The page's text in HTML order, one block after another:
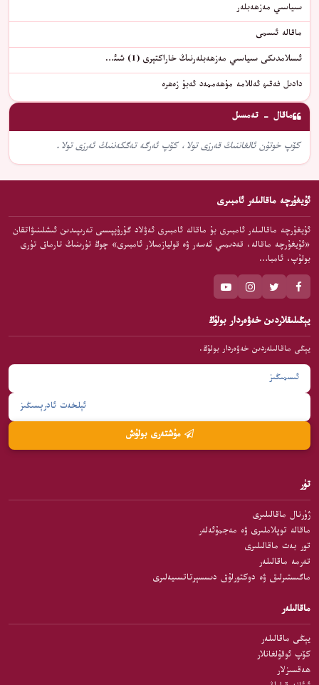
سىياسىي مەزھەبلەر
ماقالە ئىسمى
ئىسلامدىكى سىياسىي مەزھەبلەرنىڭ خاراكتېرى (1) شىئ…
دادىل فەقىھ ئەللامە مۇھەممەد ئەبۇ زەھرە
ماقال - تەمسىل
كۆپ خوتۇن ئالغاننىڭ قەرزى تولا، كۆپ ئەرگە تەگكەننىڭ ئەرزى تولا.
ئۇيغۇرچە ماقالىلەر ئامبىرى
ئۇيغۇرچە ماقالىلەر ئامبىرى بۇ ماقالە ئامبىرى ئەۋلاد گۇرۇپپىسى تەرىپىدىن ئىشلىنىۋاتقان
«ئۇيغۇرچە ماقالە، قەدىمىي ئەسەر ۋە قوليازمىلار ئامبىرى» چوڭ تۈرىنىڭ تارماق تۈرى
بولۇپ، ئامبا…
يېڭىلىقلاردىن خەۋەردار بولۇڭ
يېڭى ماقالىلەردىن خەۋەردار بولۇڭ.
تۈر
ژۇرنال ماقالىلىرى
ماقالە توپلاملىرى ۋە مەجمۇئەلەر
تور بەت ماقالىلىرى
تەرمە ماقالىلەر
ماگىستىرلىق ۋە دوكتورلۇق دىسسېرتاتسىيەلىرى
ماقالىلەر
يېڭى ماقالىلەر
كۆپ ئوقۇلغانلار
ھەقسىزلار